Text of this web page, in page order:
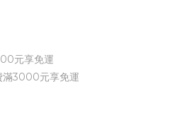
元享免運
滿3000元享免運